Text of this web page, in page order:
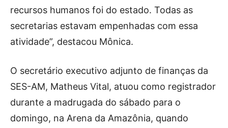
recursos humanos foi do estado. Todas as
secretarias estavam empenhadas com essa
atividade”, destacou Mônica.
O secretário executivo adjunto de finanças da
SES-AM, Matheus Vital, atuou como registrador
durante a madrugada do sábado para o
domingo, na Arena da Amazônia, quando